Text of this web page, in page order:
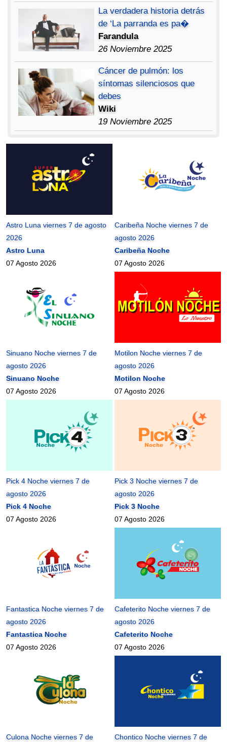
La verdadera historia detrás
de ‘La parranda es pa�
Farandula
26 Noviembre 2025
Cáncer de pulmón: los
síntomas silenciosos que
debes
Wiki
19 Noviembre 2025
Astro Luna viernes 7 de agosto
2026
Astro Luna
07 Agosto 2026
Caribeña Noche viernes 7 de
agosto 2026
Caribeña Noche
07 Agosto 2026
Sinuano Noche viernes 7 de
agosto 2026
Sinuano Noche
07 Agosto 2026
Motilon Noche viernes 7 de
agosto 2026
Motilon Noche
07 Agosto 2026
Pick 4 Noche viernes 7 de
agosto 2026
Pick 4 Noche
07 Agosto 2026
Pick 3 Noche viernes 7 de
agosto 2026
Pick 3 Noche
07 Agosto 2026
Fantastica Noche viernes 7 de
agosto 2026
Fantastica Noche
07 Agosto 2026
Cafeterito Noche viernes 7 de
agosto 2026
Cafeterito Noche
07 Agosto 2026
Culona Noche viernes 7 de Chontico Noche viernes 7 de